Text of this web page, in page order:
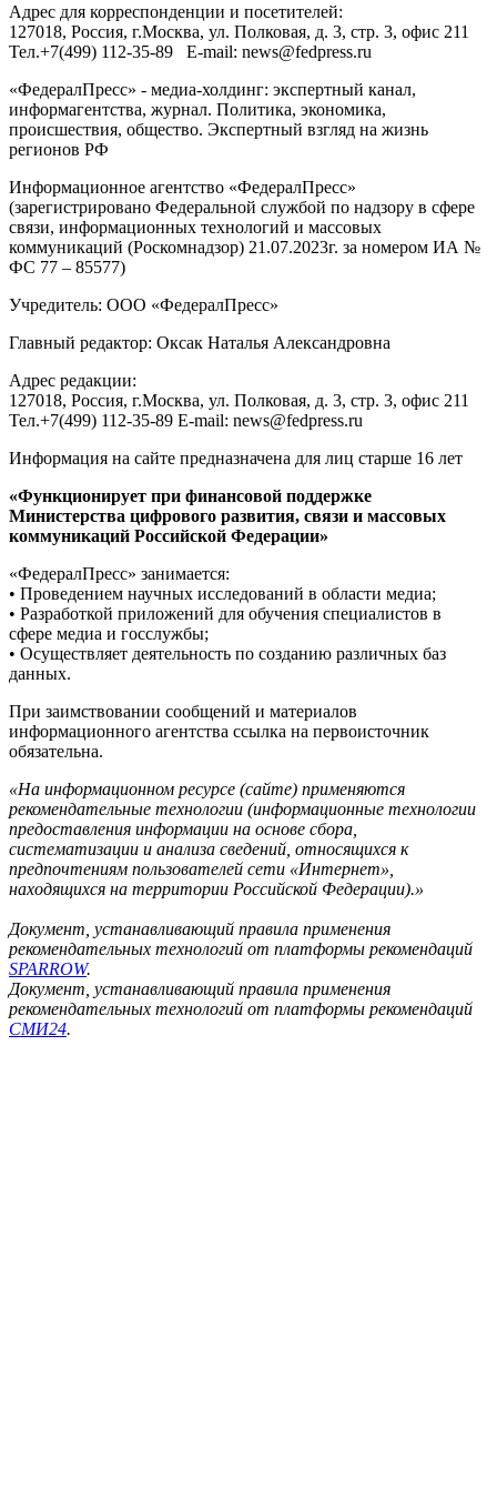
Адрес для корреспонденции и посетителей:
127018, Россия, г.Москва, ул. Полковая, д. 3, стр. 3, офис 211
Тел.+7(499) 112-35-89 E-mail: news@fedpress.ru
«ФедералПресс» - медиа-холдинг: экспертный канал,
информагентства, журнал. Политика, экономика,
происшествия, общество. Экспертный взгляд на жизнь
регионов РФ
Информационное агентство «ФедералПресс»
(зарегистрировано Федеральной службой по надзору в сфере
связи, информационных технологий и массовых
коммуникаций (Роскомнадзор) 21.07.2023г. за номером ИА №
ФС 77 – 85577)
Учредитель: ООО «ФедералПресс»
Главный редактор: Оксак Наталья Александровна
Адрес редакции:
127018, Россия, г.Москва, ул. Полковая, д. 3, стр. 3, офис 211
Тел.+7(499) 112-35-89 E-mail: news@fedpress.ru
Информация на сайте предназначена для лиц старше 16 лет
«Функционирует при финансовой поддержке
Министерства цифрового развития, связи и массовых
коммуникаций Российской Федерации»
«ФедералПресс» занимается:
• Проведением научных исследований в области медиа;
• Разработкой приложений для обучения специалистов в
сфере медиа и госслужбы;
• Осуществляет деятельность по созданию различных баз
данных.
При заимствовании сообщений и материалов
информационного агентства ссылка на первоисточник
обязательна.
«На информационном ресурсе (сайте) применяются
рекомендательные технологии (информационные технологии
предоставления информации на основе сбора,
систематизации и анализа сведений, относящихся к
предпочтениям пользователей сети «Интернет»,
находящихся на территории Российской Федерации).»
Документ, устанавливающий правила применения
рекомендательных технологий от платформы рекомендаций
SPARROW.
Документ, устанавливающий правила применения
рекомендательных технологий от платформы рекомендаций
СМИ24.